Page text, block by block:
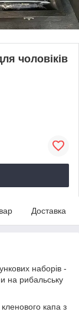
чоловіків
Доставка
наборів -
на рибальську
капа з